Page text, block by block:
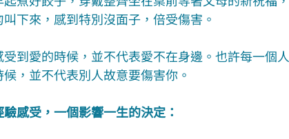
下來，感到特別沒面子，倍受傷害。
到愛的時候，並不代表愛不在身邊。也許每一個
，並不代表別人故意要傷害你。
感受，一個影響一生的決定：